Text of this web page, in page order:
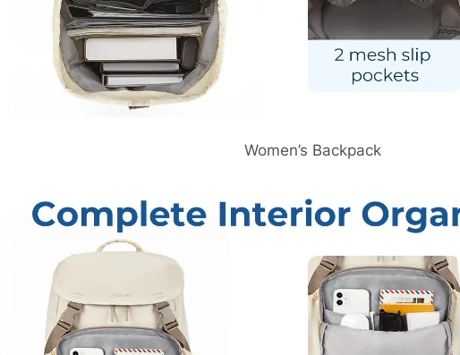
Women’s Backpack